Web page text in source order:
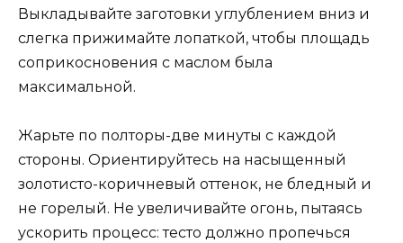
Выкладывайте заготовки углублением вниз и
слегка прижимайте лопаткой, чтобы площадь
соприкосновения с маслом была
максимальной.
Жарьте по полторы-две минуты с каждой
стороны. Ориентируйтесь на насыщенный
золотисто-коричневый оттенок, не бледный и
не горелый. Не увеличивайте огонь, пытаясь
ускорить процесс: тесто должно пропечься